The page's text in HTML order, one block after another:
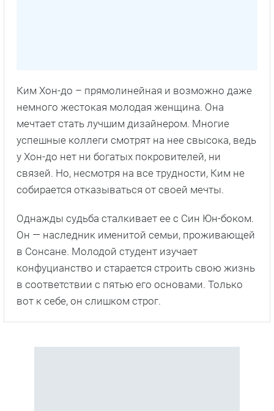
Ким Хон-до – прямолинейная и возможно даже
немного жестокая молодая женщина. Она
мечтает стать лучшим дизайнером. Многие
успешные коллеги смотрят на нее свысока, ведь
у Хон-до нет ни богатых покровителей, ни
связей. Но, несмотря на все трудности, Ким не
собирается отказываться от своей мечты.
Однажды судьба сталкивает ее с Син Юн-боком.
Он — наследник именитой семьи, проживающей
в Сонсане. Молодой студент изучает
конфуцианство и старается строить свою жизнь
в соответствии с пятью его основами. Только
вот к себе, он слишком строг.